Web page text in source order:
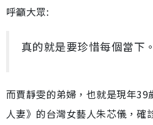
呼籲大眾:
真的就是要珍惜每個當下。
而賈靜雯的弟婦，也就是現年39
人妻》的台灣女藝人朱芯儀，確